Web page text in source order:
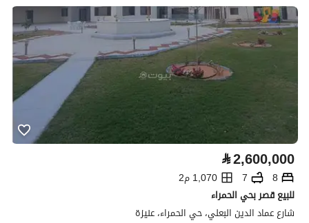
⃁2,600,000
8
7
1,070 م2
للبيع قصر بحي الحمراء
شارع عماد الدين البعلي، حي الحمراء، عنيزة